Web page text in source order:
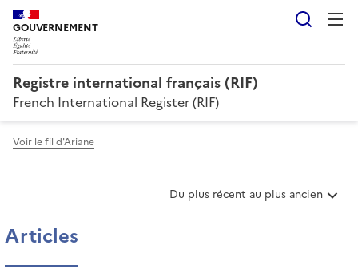
GOUVERNEMENT
Registre international français (RIF)
French International Register (RIF)
Voir le fil d'Ariane
T
Du plus récent au plus ancien
Articles